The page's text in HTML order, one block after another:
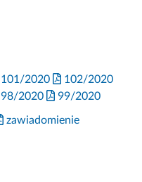
101/2020
102/2020
98/2020 99/2020
zawiadomienie